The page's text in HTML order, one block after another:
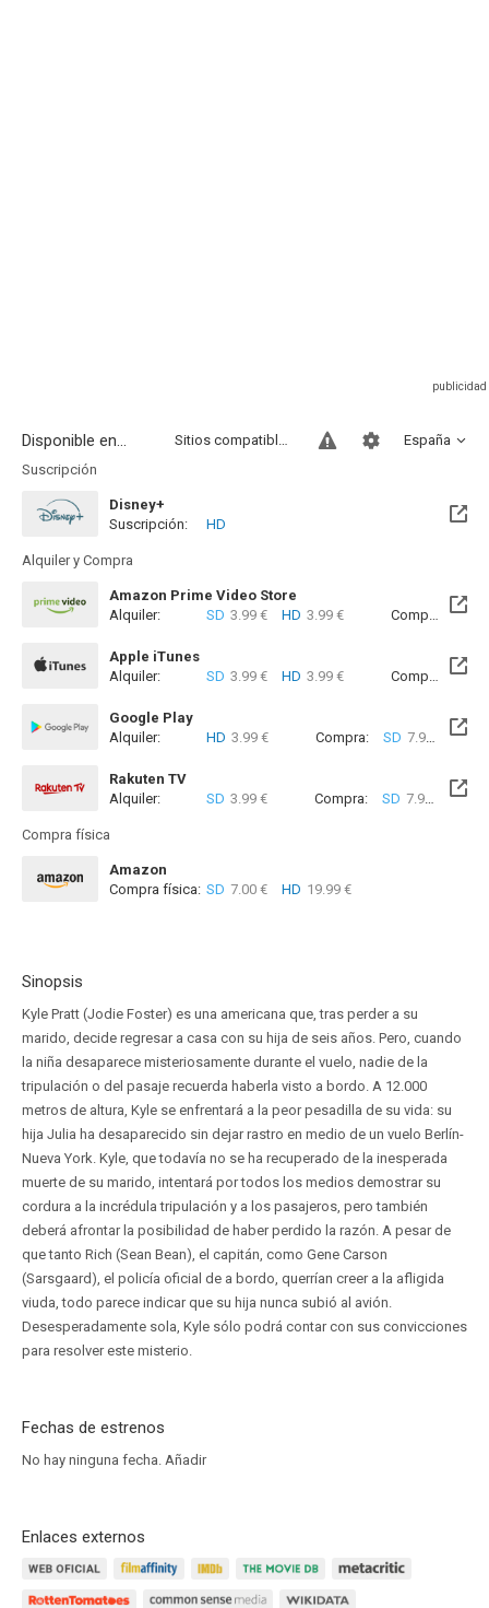
Disponible en... España
Sitios compatibles
Suscripción
Disney+
Suscripción:
HD
Alquiler y Compra
Amazon Prime Video Store
Alquiler:
SD 3.99 € HD 3.99 € Compra: SD
Apple iTunes
Alquiler:
SD 3.99 € HD 3.99 € Compra: SD
Google Play
Alquiler:
HD 3.99 € Compra: SD 7.99 € HD
Rakuten TV
Alquiler:
SD 3.99 € Compra: SD 7.99 €
Compra física
Amazon
Compra física: SD 7.00 € HD 19.99 €
Sinopsis
Kyle Pratt (Jodie Foster) es una americana que, tras perder a su
marido, decide regresar a casa con su hija de seis años. Pero, cuando
la niña desaparece misteriosamente durante el vuelo, nadie de la
tripulación o del pasaje recuerda haberla visto a bordo. A 12.000
metros de altura, Kyle se enfrentará a la peor pesadilla de su vida: su
hija Julia ha desaparecido sin dejar rastro en medio de un vuelo Berlín-
Nueva York. Kyle, que todavía no se ha recuperado de la inesperada
muerte de su marido, intentará por todos los medios demostrar su
cordura a la incrédula tripulación y a los pasajeros, pero también
deberá afrontar la posibilidad de haber perdido la razón. A pesar de
que tanto Rich (Sean Bean), el capitán, como Gene Carson
(Sarsgaard), el policía oficial de a bordo, querrían creer a la afligida
viuda, todo parece indicar que su hija nunca subió al avión.
Desesperadamente sola, Kyle sólo podrá contar con sus convicciones
para resolver este misterio.
Fechas de estrenos
No hay ninguna fecha. Añadir
Enlaces externos